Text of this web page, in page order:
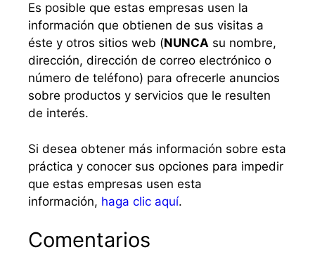
Es posible que estas empresas usen la
información que obtienen de sus visitas a
éste y otros sitios web (NUNCA su nombre,
dirección, dirección de correo electrónico o
número de teléfono) para ofrecerle anuncios
sobre productos y servicios que le resulten
de interés.
Si desea obtener más información sobre esta
práctica y conocer sus opciones para impedir
que estas empresas usen esta
información, haga clic aquí.
Comentarios